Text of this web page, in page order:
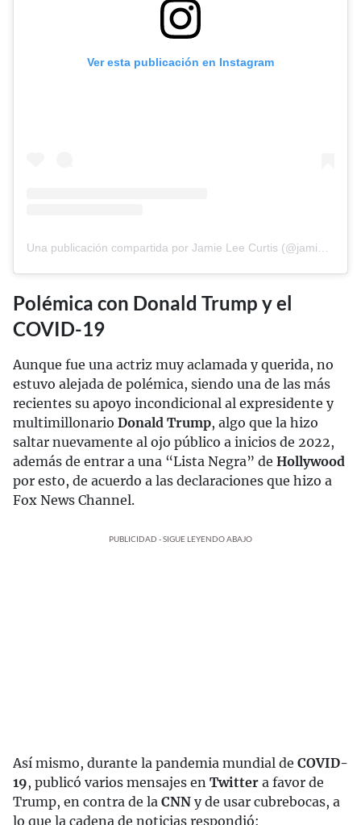
Ver esta publicación en Instagram
Polémica con Donald Trump y el
COVID-19
Aunque fue una actriz muy aclamada y querida, no
estuvo alejada de polémica, siendo una de las más
recientes su apoyo incondicional al expresidente y
multimillonario Donald Trump, algo que la hizo
saltar nuevamente al ojo público a inicios de 2022,
además de entrar a una “Lista Negra” de Hollywood
por esto, de acuerdo a las declaraciones que hizo a
Fox News Channel.
PUBLICIDAD - SIGUE LEYENDO ABAJO
Así mismo, durante la pandemia mundial de COVID-
19, publicó varios mensajes en Twitter a favor de
Trump, en contra de la CNN y de usar cubrebocas, a
lo que la cadena de noticias respondió: